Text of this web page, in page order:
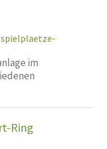
im
Ring